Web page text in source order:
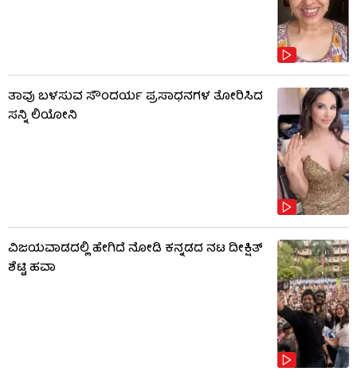
ತಾವು ಬಳಸುವ ಸೌಂದರ್ಯ ಪ್ರಸಾಧನಗಳ ತೋರಿಸಿದ
ಸನ್ನಿ ಲಿಯೋನಿ
ವಿಜಯವಾಡದಲ್ಲಿ ಹೇಗಿದೆ ನೋಡಿ ಕನ್ನಡದ ನಟ ದೀಕ್ಷಿತ್
ಶೆಟ್ಟಿ ಹವಾ